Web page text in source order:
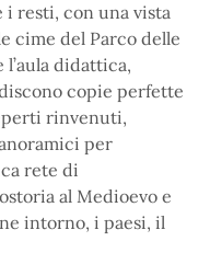
resti, con una vista
cime del Parco delle
didattica,
copie perfette
rinvenuti,
per
rete di
al Medioevo e
intorno, i paesi, il